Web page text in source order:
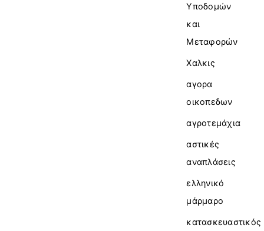
Υποδομών
και
Μεταφορών
Χαλκις
αγορα
οικοπεδων
αγροτεμάχια
αστικές
αναπλάσεις
ελληνικό
μάρμαρο
κατασκευαστικός